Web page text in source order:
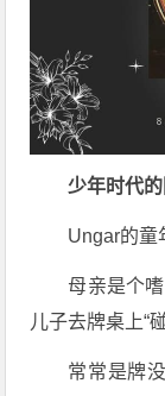
少年时代
Ungar的童
母亲是个
儿子去牌桌上“
常常是牌